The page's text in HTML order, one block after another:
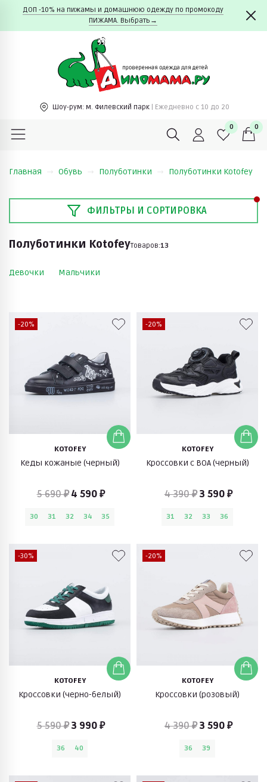
ДОП -10% на пижамы и домашнюю одежду по промокоду
ПИЖАМА. Выбрать→
Шоу-рум: м. Филевский парк | Ежедневно c 10 до 20
0 0
Главная Обувь Полуботинки Полуботинки Kotofey
ФИЛЬТРЫ И СОРТИРОВКА
Полуботинки KotofeyТоваров:13
Девочки Мальчики
-20%
KOTOFEY
Кеды кожаные (черный)
5 690 ₽ 4 590 ₽
30 31 32 34 35
-20%
KOTOFEY
Кроссовки с BOA (черный)
4 390 ₽3 590 ₽
31 32 33 36
-30%
KOTOFEY
Кроссовки (черно-белый)
5 590 ₽3 990 ₽
36 40
-20%
KOTOFEY
Кроссовки (розовый)
4 390 ₽3 590 ₽
36 39